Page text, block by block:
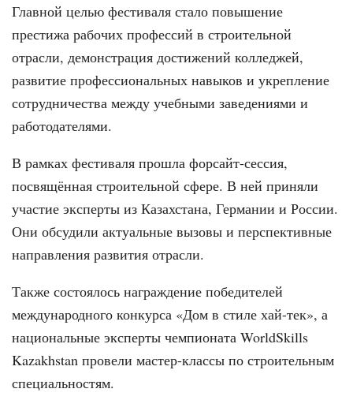
Главной целью фестиваля стало повышение
престижа рабочих профессий в строительной
отрасли, демонстрация достижений колледжей,
развитие профессиональных навыков и укрепление
сотрудничества между учебными заведениями и
работодателями.
В рамках фестиваля прошла форсайт-сессия,
посвящённая строительной сфере. В ней приняли
участие эксперты из Казахстана, Германии и России.
Они обсудили актуальные вызовы и перспективные
направления развития отрасли.
Также состоялось награждение победителей
международного конкурса «Дом в стиле хай-тек», а
национальные эксперты чемпионата WorldSkills
Kazakhstan провели мастер-классы по строительным
специальностям.